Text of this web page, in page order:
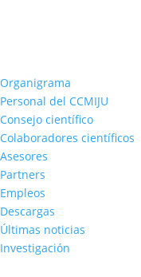
Organigrama
Personal del CCMIJU
Consejo científico
Colaboradores científicos
Asesores
Partners
Empleos
Descargas
Últimas noticias
Investigación